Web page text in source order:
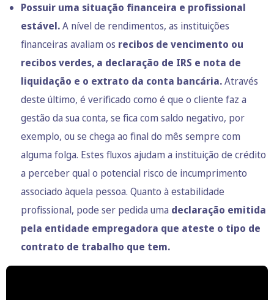
Possuir uma situação financeira e profissional
estável.A nível de rendimentos, as instituições
financeiras avaliam os recibos de vencimento ou
recibos verdes, a declaração de IRS e nota de
liquidação e o extrato da conta bancária.Através
deste último, é verificado como é que o cliente faz a
gestão da sua conta, se fica com saldo negativo, por
exemplo, ou se chega ao final do mês sempre com
alguma folga. Estes fluxos ajudam a instituição de crédito
a perceber qual o potencial risco de incumprimento
associado àquela pessoa. Quanto à estabilidade
profissional, pode ser pedida uma declaração emitida
pela entidade empregadora que ateste o tipo de
contrato de trabalho que tem.